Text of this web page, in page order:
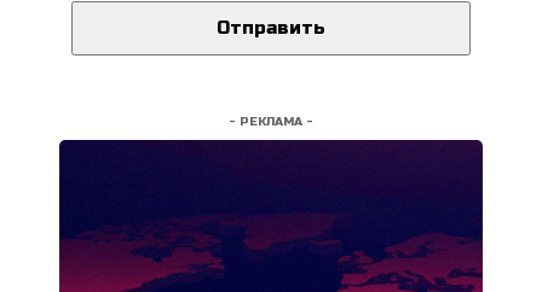
- РЕКЛАМА -